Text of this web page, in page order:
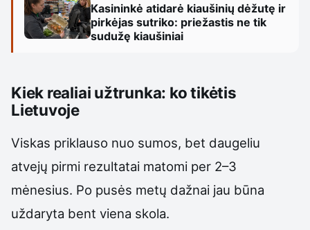
Kasininkė atidarė kiaušinių dėžutę ir
pirkėjas sutriko: priežastis ne tik
sudužę kiaušiniai
Kiek realiai užtrunka: ko tikėtis
Lietuvoje
Viskas priklauso nuo sumos, bet daugeliu
atvejų pirmi rezultatai matomi per 2–3
mėnesius. Po pusės metų dažnai jau būna
uždaryta bent viena skola.